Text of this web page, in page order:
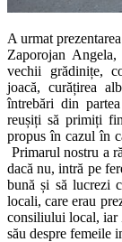
A urmat
Zaporojan
vechii grădinițe,
joacă, curățirea
întrebări din
reușiți să primiți
propus în cazul în
Primarul nostru a
dacă nu, intră pe
bună și să lucrezi
locali, care erau
consiliului local, iar
său despre femeile